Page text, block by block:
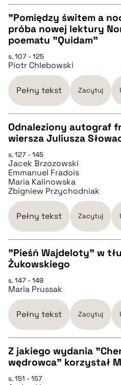
pobierz cytat
CZYSTY TEKST
pobierz cytat
BIBTEX
pobierz cytat
"Pomiędzy świtem a
próba nowej lektury
poematu "Quidam"
s. 107 - 125
Piotr Chlebowski
Pełny tekst Zacytuj
pobierz cytat
Odnaleziony autograf
wiersza Juliusza
s. 127 - 145
Jacek Brzozowski
Emmanuel Fradois
Maria Kalinowska
Zbigniew Przychodniak
Pełny tekst Zacytuj
CZYSTY TEKST
pobierz cytat
BIBTEX
pobierz cytat
"Pieśń Wajdeloty" w
Żukowskiego
s. 147 - 149
Maria Prussak
Pełny tekst Zacytuj
CZYSTY TEKST
Z jakiego wydania
wędrowca" korzystał
s. 151 - 157